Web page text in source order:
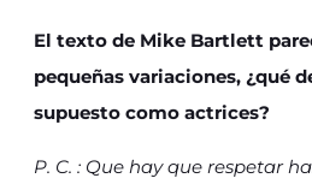
El texto de Mike Bartlett
pequeñas variaciones, ¿qué
supuesto como actrices?
P. C. : Que hay que respetar